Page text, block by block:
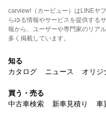
carview!（カービュー）はLINEヤ
らゆる情報やサービスを提供する
報から、ユーザーや専門家のリア
多く掲載しています。
知る
カタログ
ニュース オリジ
買う・売る
中古車検索
新車見積り 車